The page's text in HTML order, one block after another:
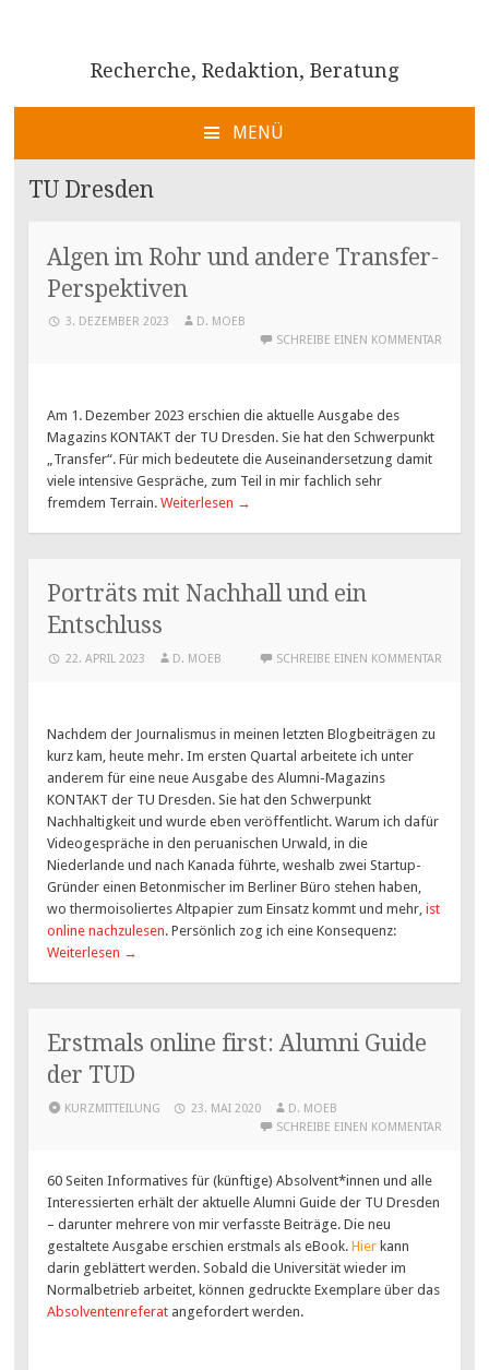
Recherche, Redaktion, Beratung
MENÜ
ZUM
INHALT
TU Dresden
Algen im Rohr und andere Transfer-
Perspektiven
3. DEZEMBER 2023
D. MOEB
SCHREIBE EINEN KOMMENTAR
Am 1. Dezember 2023 erschien die aktuelle Ausgabe des
Magazins KONTAKT der TU Dresden. Sie hat den Schwerpunkt
„Transfer“. Für mich bedeutete die Auseinandersetzung damit
viele intensive Gespräche, zum Teil in mir fachlich sehr
fremdem Terrain.Weiterlesen →
Porträts mit Nachhall und ein
Entschluss
22. APRIL 2023 D. MOEB SCHREIBE EINEN KOMMENTAR
Nachdem der Journalismus in meinen letzten Blogbeiträgen zu
kurz kam, heute mehr. Im ersten Quartal arbeitete ich unter
anderem für eine neue Ausgabe des Alumni-Magazins
KONTAKT der TU Dresden. Sie hat den Schwerpunkt
Nachhaltigkeit und wurde eben veröffentlicht. Warum ich dafür
Videogespräche in den peruanischen Urwald, in die
Niederlande und nach Kanada führte, weshalb zwei Startup-
Gründer einen Betonmischer im Berliner Büro stehen haben,
wo thermoisoliertes Altpapier zum Einsatz kommt und mehr,ist
online nachzulesen. Persönlich zog ich eine Konsequenz:
Weiterlesen →
Erstmals online first: Alumni Guide
der TUD
KURZMITTEILUNG 23. MAI 2020
D. MOEB
SCHREIBE EINEN KOMMENTAR
60 Seiten Informatives für (künftige) Absolvent*innen und alle
Interessierten erhält der aktuelle Alumni Guide der TU Dresden
– darunter mehrere von mir verfasste Beiträge. Die neu
gestaltete Ausgabe erschien erstmals als eBook.Hier kann
darin geblättert werden. Sobald die Universität wieder im
Normalbetrieb arbeitet, können gedruckte Exemplare über das
Absolventenreferat angefordert werden.